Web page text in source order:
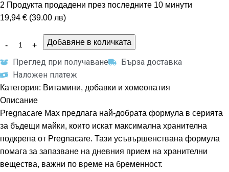
2 Продукта продадени през последните 10 минути
19,94 € (39.00 лв)
Добавяне в количката
Преглед при получаване
Бърза доставка
Наложен платеж
Категория: Витамини, добавки и хомеопатия
Описание
Pregnacare Max предлага най-добрата формула в серията
за бъдещи майки, които искат максимална хранителна
подкрепа от Pregnacare. Тази усъвършенствана формула
помага за запазване на дневния прием на хранителни
вещества, важни по време на бременност.